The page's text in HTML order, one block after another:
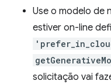
Use o modelo de
estiver on-line
solicitação vai